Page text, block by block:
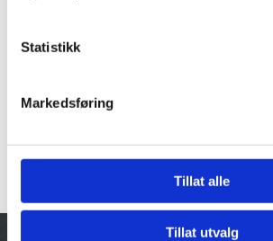
Statistikk
Markedsføring
Tillat alle
Tillat utvalg